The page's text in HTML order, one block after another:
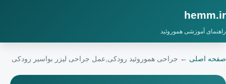
hemm.ir
راهنمای آموزشی هموروئید
صفحه اصلی ← جراحی هموروئید رودکی,عمل جراحی لیزر بواسیر رودکی